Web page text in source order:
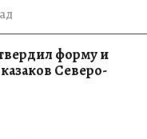
форму и
Северо-